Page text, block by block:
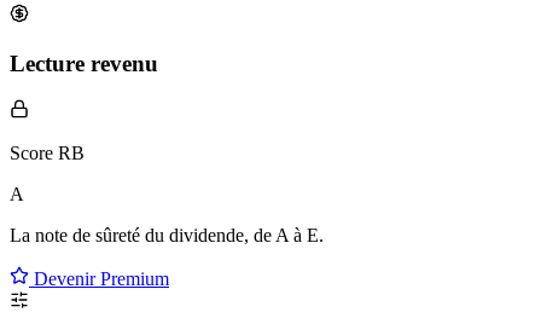
Lecture revenu
Score RB
A
La note de sûreté du dividende, de A à E.
Devenir Premium